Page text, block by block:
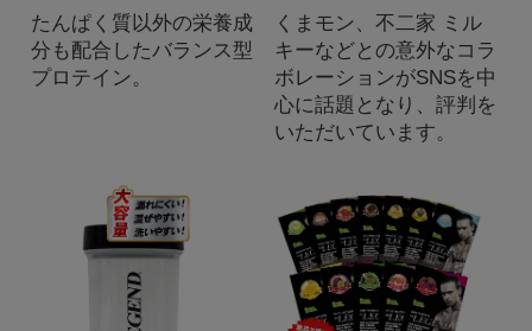
たんぱく質以外の栄養成
分も配合したバランス型
プロテイン。
くまモン、不二家 ミル
キーなどとの意外なコラ
ボレーションがSNSを中
心に話題となり、評判を
いただいています。